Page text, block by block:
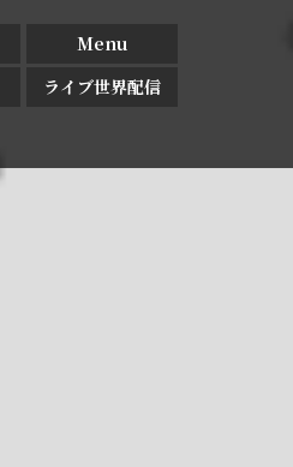
Menu
ライブ世界配信